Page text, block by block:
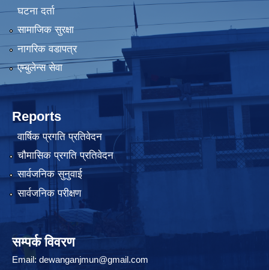
घटना दर्ता
सामाजिक सुरक्षा
नागरिक वडापत्र
एम्बुलेन्स सेवा
Reports
वार्षिक प्रगति प्रतिवेदन
चौमासिक प्रगति प्रतिवेदन
सार्वजनिक सुनुवाई
सार्वजनिक परीक्षण
सम्पर्क विवरण
Email: dewanganjmun@gmail.com